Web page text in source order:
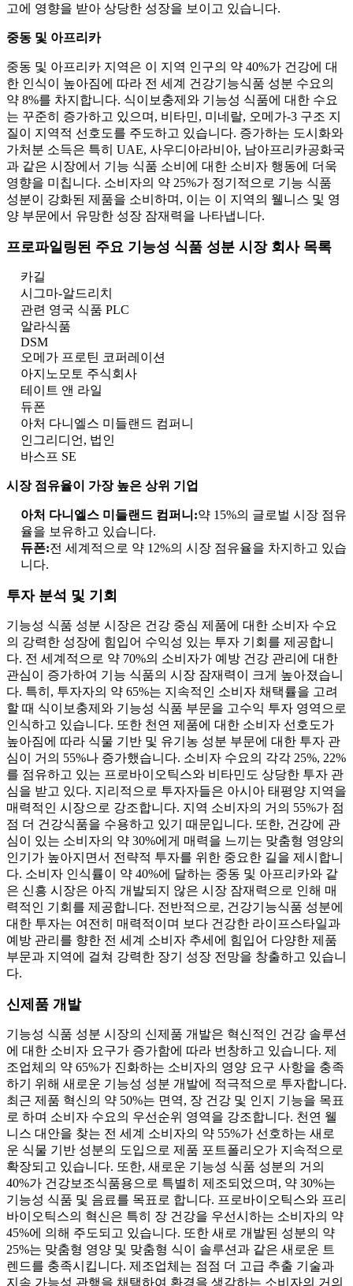
고에 영향을 받아 상당한 성장을 보이고 있습니다.
중동 및 아프리카
중동 및 아프리카 지역은 이 지역 인구의 약 40%가 건강에 대
한 인식이 높아짐에 따라 전 세계 건강기능식품 성분 수요의
약 8%를 차지합니다. 식이보충제와 기능성 식품에 대한 수요
는 꾸준히 증가하고 있으며, 비타민, 미네랄, 오메가-3 구조 지
질이 지역적 선호도를 주도하고 있습니다. 증가하는 도시화와
가처분 소득은 특히 UAE, 사우디아라비아, 남아프리카공화국
과 같은 시장에서 기능 식품 소비에 대한 소비자 행동에 더욱
영향을 미칩니다. 소비자의 약 25%가 정기적으로 기능 식품
성분이 강화된 제품을 소비하며, 이는 이 지역의 웰니스 및 영
양 부문에서 유망한 성장 잠재력을 나타냅니다.
프로파일링된 주요 기능성 식품 성분 시장 회사 목록
카길
시그마-알드리치
관련 영국 식품 PLC
알라식품
DSM
오메가 프로틴 코퍼레이션
아지노모토 주식회사
테이트 앤 라일
듀폰
아처 다니엘스 미들랜드 컴퍼니
인그리디언, 법인
바스프 SE
시장 점유율이 가장 높은 상위 기업
아처 다니엘스 미들랜드 컴퍼니:약 15%의 글로벌 시장 점유
율을 보유하고 있습니다.
듀폰:전 세계적으로 약 12%의 시장 점유율을 차지하고 있습
니다.
투자 분석 및 기회
기능성 식품 성분 시장은 건강 중심 제품에 대한 소비자 수요
의 강력한 성장에 힘입어 수익성 있는 투자 기회를 제공합니
다. 전 세계적으로 약 70%의 소비자가 예방 건강 관리에 대한
관심이 증가하여 기능 식품의 시장 잠재력이 크게 높아졌습니
다. 특히, 투자자의 약 65%는 지속적인 소비자 채택률을 고려
할 때 식이보충제와 기능성 식품 부문을 고수익 투자 영역으로
인식하고 있습니다. 또한 천연 제품에 대한 소비자 선호도가
높아짐에 따라 식물 기반 및 유기농 성분 부문에 대한 투자 관
심이 거의 55%나 증가했습니다. 소비자 수요의 각각 25%, 22%
를 점유하고 있는 프로바이오틱스와 비타민도 상당한 투자 관
심을 받고 있다. 지리적으로 투자자들은 아시아 태평양 지역을
매력적인 시장으로 강조합니다. 지역 소비자의 거의 55%가 점
점 더 건강식품을 수용하고 있기 때문입니다. 또한, 건강에 관
심이 있는 소비자의 약 30%에게 매력을 느끼는 맞춤형 영양의
인기가 높아지면서 전략적 투자를 위한 중요한 길을 제시합니
다. 소비자 인식률이 약 40%에 달하는 중동 및 아프리카와 같
은 신흥 시장은 아직 개발되지 않은 시장 잠재력으로 인해 매
력적인 기회를 제공합니다. 전반적으로, 건강기능식품 성분에
대한 투자는 여전히 매력적이며 보다 건강한 라이프스타일과
예방 관리를 향한 전 세계 소비자 추세에 힘입어 다양한 제품
부문과 지역에 걸쳐 강력한 장기 성장 전망을 창출하고 있습니
다.
신제품 개발
기능성 식품 성분 시장의 신제품 개발은 혁신적인 건강 솔루션
에 대한 소비자 요구가 증가함에 따라 번창하고 있습니다. 제
조업체의 약 65%가 진화하는 소비자의 영양 요구 사항을 충족
하기 위해 새로운 기능성 성분 개발에 적극적으로 투자합니다.
최근 제품 혁신의 약 50%는 면역, 장 건강 및 인지 기능을 목표
로 하며 소비자 수요의 우선순위 영역을 강조합니다. 천연 웰
니스 대안을 찾는 전 세계 소비자의 약 55%가 선호하는 새로
운 식물 기반 성분의 도입으로 제품 포트폴리오가 지속적으로
확장되고 있습니다. 또한, 새로운 기능성 식품 성분의 거의
40%가 건강보조식품용으로 특별히 제조되었으며, 약 30%는
기능성 식품 및 음료를 목표로 합니다. 프로바이오틱스와 프리
바이오틱스의 혁신은 특히 장 건강을 우선시하는 소비자의 약
45%에 의해 주도되고 있습니다. 또한 새로 개발된 성분의 약
25%는 맞춤형 영양 및 맞춤형 식이 솔루션과 같은 새로운 트
렌드를 충족시킵니다. 제조업체는 점점 더 고급 추출 기술과
지속 가능성 관행을 채택하여 환경을 생각하는 소비자의 거의